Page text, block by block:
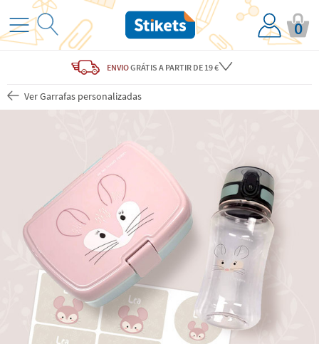
0
ENVIOGRÁTIS A PARTIR DE 19 €
Ver Garrafas personalizadas